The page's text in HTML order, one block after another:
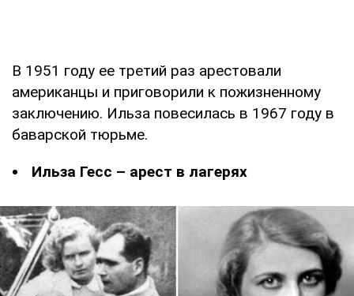
В 1951 году ее третий раз арестовали
американцы и приговорили к пожизненному
заключению. Ильза повесилась в 1967 году в
баварской тюрьме.
Ильза Гесс – арест в лагерях